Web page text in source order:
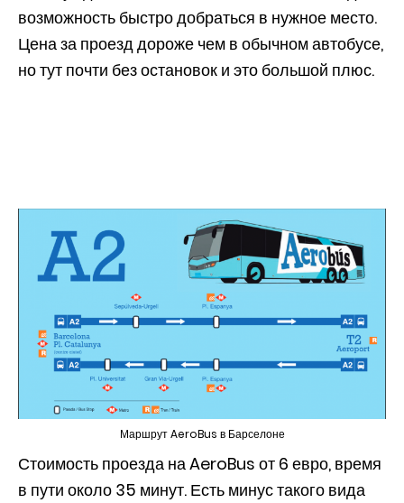
возможность быстро добраться в нужное место.
Цена за проезд дороже чем в обычном автобусе,
но тут почти без остановок и это большой плюс.
Маршрут AeroBus в Барселоне
Стоимость проезда на AeroBus от 6 евро, время
в пути около 35 минут. Есть минус такого вида